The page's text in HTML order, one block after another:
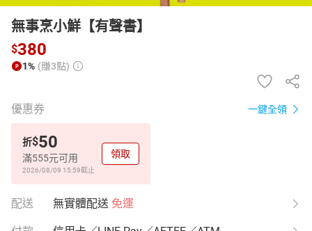
無事烹小鮮【有聲書】
$380
1% (賺3點)
優惠券 一鍵全領
折$50
滿555元可用
2026/08/09 15:59截止
領取
配送 無實體配送 免運